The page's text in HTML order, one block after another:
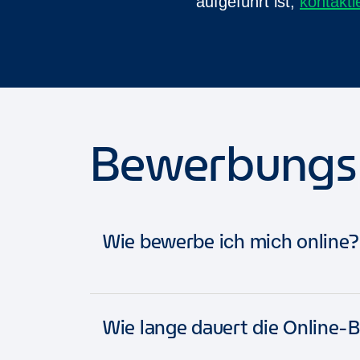
Wie bewerbe ich mich online?
Um nach Stellenangeboten zu
Stellenangeboten suchen. Alternativ
Wie lange dauert die Online-